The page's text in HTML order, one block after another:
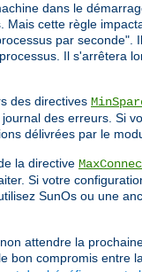
dans le
cette règle
par
Il s'arrêtera
des directives
des erreurs. Si
délivrées par le
la directive
Si votre
SunOs ou une
attendre la
bon compromis entre